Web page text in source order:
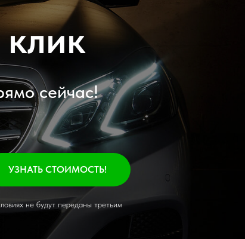
сейчас!
УЗНАТЬ СТОИМОСТЬ!
не будут переданы третьим